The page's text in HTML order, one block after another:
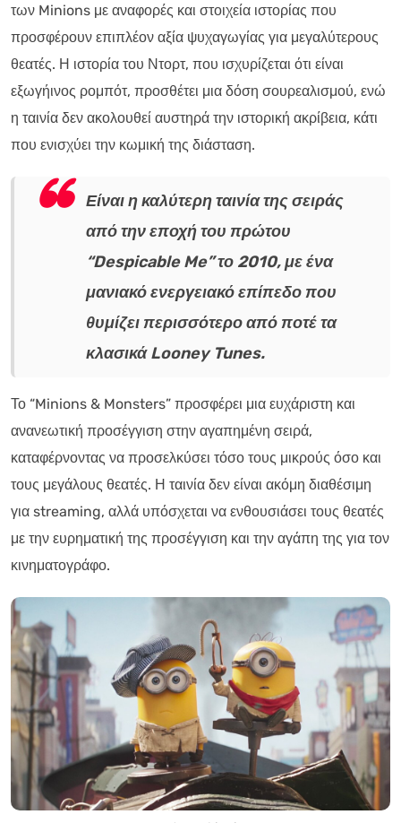
των Minions με αναφορές και στοιχεία ιστορίας που
προσφέρουν επιπλέον αξία ψυχαγωγίας για μεγαλύτερους
θεατές. Η ιστορία του Ντορτ, που ισχυρίζεται ότι είναι
εξωγήινος ρομπότ, προσθέτει μια δόση σουρεαλισμού, ενώ
η ταινία δεν ακολουθεί αυστηρά την ιστορική ακρίβεια, κάτι
που ενισχύει την κωμική της διάσταση.
Είναι η καλύτερη ταινία της σειράς
από την εποχή του πρώτου
“Despicable Me” το 2010, με ένα
μανιακό ενεργειακό επίπεδο που
θυμίζει περισσότερο από ποτέ τα
κλασικά Looney Tunes.
Το “Minions & Monsters” προσφέρει μια ευχάριστη και
ανανεωτική προσέγγιση στην αγαπημένη σειρά,
καταφέρνοντας να προσελκύσει τόσο τους μικρούς όσο και
τους μεγάλους θεατές. Η ταινία δεν είναι ακόμη διαθέσιμη
για streaming, αλλά υπόσχεται να ενθουσιάσει τους θεατές
με την ευρηματική της προσέγγιση και την αγάπη της για τον
κινηματογράφο.